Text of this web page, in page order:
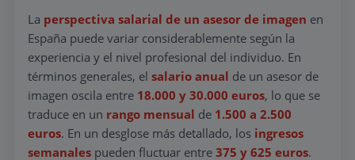
La perspectiva salarial de un asesor de imagen en
España puede variar considerablemente según la
experiencia y el nivel profesional del individuo. En
términos generales, el salario anual de un asesor de
imagen oscila entre 18.000 y 30.000 euros, lo que se
traduce en un rango mensual de 1.500 a 2.500
euros. En un desglose más detallado, los ingresos
semanales pueden fluctuar entre 375 y 625 euros.